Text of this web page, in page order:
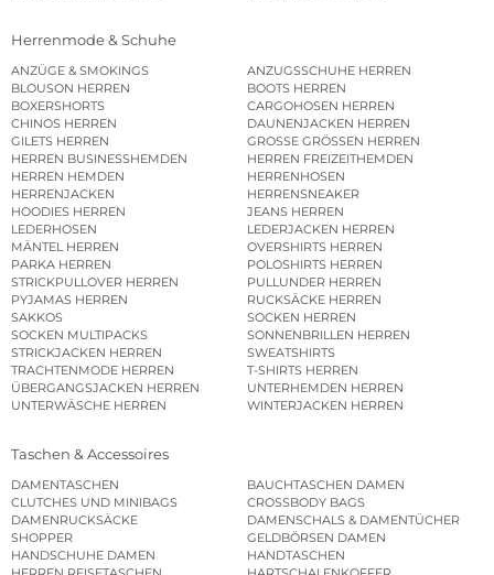
Herrenmode & Schuhe
ANZÜGE & SMOKINGS
ANZUGSSCHUHE HERREN
BLOUSON HERREN
BOOTS HERREN
BOXERSHORTS
CARGOHOSEN HERREN
CHINOS HERREN
DAUNENJACKEN HERREN
GILETS HERREN
GROSSE GRÖSSEN HERREN
HERREN BUSINESSHEMDEN
HERREN FREIZEITHEMDEN
HERREN HEMDEN
HERRENHOSEN
HERRENJACKEN
HERRENSNEAKER
HOODIES HERREN
JEANS HERREN
LEDERHOSEN
LEDERJACKEN HERREN
MÄNTEL HERREN
OVERSHIRTS HERREN
PARKA HERREN
POLOSHIRTS HERREN
STRICKPULLOVER HERREN
PULLUNDER HERREN
PYJAMAS HERREN
RUCKSÄCKE HERREN
SAKKOS
SOCKEN HERREN
SOCKEN MULTIPACKS
SONNENBRILLEN HERREN
STRICKJACKEN HERREN
SWEATSHIRTS
TRACHTENMODE HERREN
T-SHIRTS HERREN
ÜBERGANGSJACKEN HERREN
UNTERHEMDEN HERREN
UNTERWÄSCHE HERREN
WINTERJACKEN HERREN
Taschen & Accessoires
DAMENTASCHEN
BAUCHTASCHEN DAMEN
CLUTCHES UND MINIBAGS
CROSSBODY BAGS
DAMENRUCKSÄCKE
DAMENSCHALS & DAMENTÜCHER
SHOPPER
GELDBÖRSEN DAMEN
HANDSCHUHE DAMEN
HANDTASCHEN